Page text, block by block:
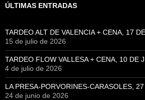
ÚLTIMAS ENTRADAS
TARDEO ALT DE VALENCIA + CENA, 17
15 de julio de 2026
TARDEO FLOW VALLESA + CENA, 10 DE
4 de julio de 2026
LA PRESA-PORVORINES-CARASOLES,
24 de junio de 2026